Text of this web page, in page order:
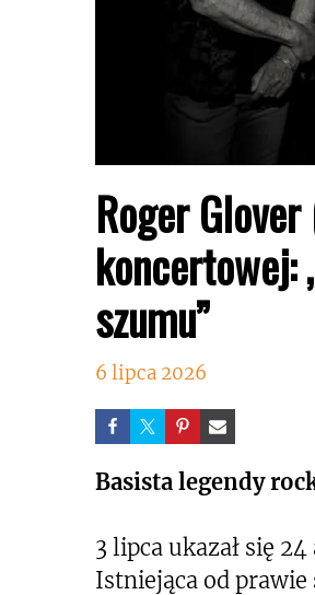
Roger
koncertowej:
szumu”
6 lipca 2026
Basista legendy
3 lipca ukazał się
Istniejąca od